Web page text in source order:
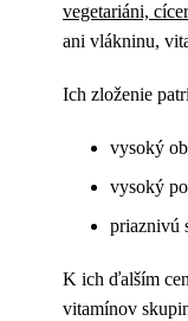
vegetariáni,
ani vlákninu,
Ich zloženie
vysoký
vysoký
priaznivú
K ich ďalším
vitamínov